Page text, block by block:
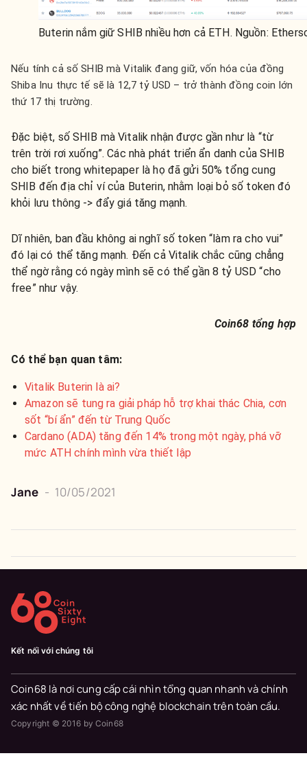
Buterin nắm giữ SHIB nhiều hơn cả ETH. Nguồn:
Nếu tính cả số SHIB mà Vitalik đang giữ, vốn hóa của đồng
Shiba Inu thực tế sẽ là 12,7 tỷ USD – trở thành đồng coin lớn
thứ 17 thị trường.
Đặc biệt, số SHIB mà Vitalik nhận được gần như là “từ
trên trời rơi xuống”. Các nhà phát triển ẩn danh của SHIB
cho biết trong whitepaper là họ đã gửi 50% tổng cung
SHIB đến địa chỉ ví của Buterin, nhằm loại bỏ số token đó
khỏi lưu thông -> đẩy giá tăng mạnh.
Dĩ nhiên, ban đầu không ai nghĩ số token “làm ra cho vui”
đó lại có thể tăng mạnh. Đến cả Vitalik chắc cũng chẳng
thể ngờ rằng có ngày mình sẽ có thể gần 8 tỷ USD “cho
free” như vậy.
Coin68 tổng hợp
Có thể bạn quan tâm:
Vitalik Buterin là ai?
Amazon sẽ tung ra giải pháp hỗ trợ khai thác Chia, cơn
sốt “bí ẩn” đến từ Trung Quốc
Cardano (ADA) tăng đến 14% trong một ngày, phá vỡ
mức ATH chính mình vừa thiết lập
Jane - 10/05/2021
Kết nối với chúng tôi
Coin68 là nơi cung cấp cái nhìn tổng quan nhanh và chính
xác nhất về tiến bộ công nghệ blockchain trên toàn cầu.
Copyright © 2016 by Coin68